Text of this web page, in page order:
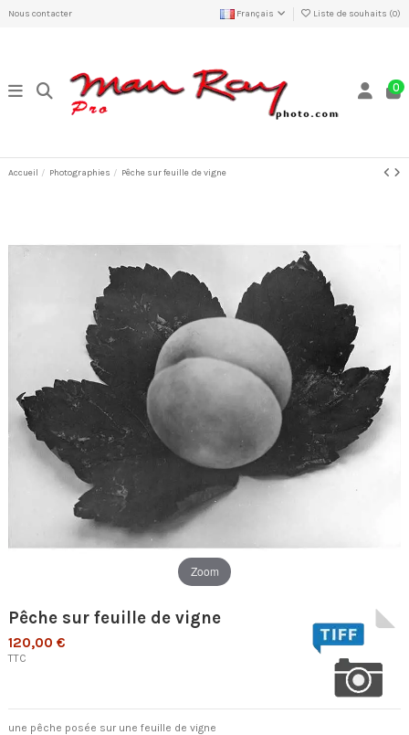
Nous contacter Français Liste de souhaits (0)
0
Accueil Photographies Pêche sur feuille de vigne
Zoom
Pêche sur feuille de vigne
120,00 €
TTC
une pêche posée sur une feuille de vigne